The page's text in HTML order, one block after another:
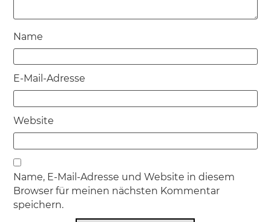
Name
E-Mail-Adresse
Website
Name, E-Mail-Adresse und Website in diesem
Browser für meinen nächsten Kommentar
speichern.